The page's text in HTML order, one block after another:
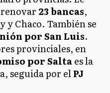
renovar 23 bancas,
Chaco. También se
por San Luis.
provinciales, en
por Saltaes la
seguida por elPJ